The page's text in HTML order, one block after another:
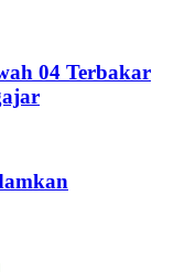
04 Terbakar